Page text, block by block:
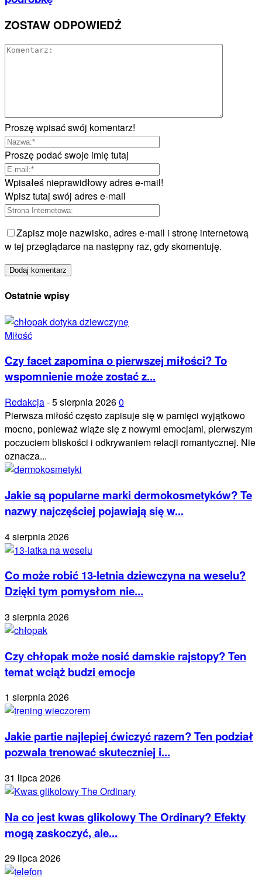
ZOSTAW ODPOWIEDŹ
Proszę wpisać swój komentarz!
Proszę podać swoje imię tutaj
Wpisałeś nieprawidłowy adres e-mail!
Wpisz tutaj swój adres e-mail
Zapisz moje nazwisko, adres e-mail i stronę internetową
w tej przeglądarce na następny raz, gdy skomentuję.
Ostatnie wpisy
Miłość
Czy facet zapomina o pierwszej miłości? To
wspomnienie może zostać z...
Redakcja-5 sierpnia 20260
Pierwsza miłość często zapisuje się w pamięci wyjątkowo
mocno, ponieważ wiąże się z nowymi emocjami, pierwszym
poczuciem bliskości i odkrywaniem relacji romantycznej. Nie
oznacza...
Jakie są popularne marki dermokosmetyków? Te
nazwy najczęściej pojawiają się w...
4 sierpnia 2026
Co może robić 13-letnia dziewczyna na weselu?
Dzięki tym pomysłom nie...
3 sierpnia 2026
Czy chłopak może nosić damskie rajstopy? Ten
temat wciąż budzi emocje
1 sierpnia 2026
Jakie partie najlepiej ćwiczyć razem? Ten podział
pozwala trenować skuteczniej i...
31 lipca 2026
Na co jest kwas glikolowy The Ordinary? Efekty
mogą zaskoczyć, ale...
29 lipca 2026